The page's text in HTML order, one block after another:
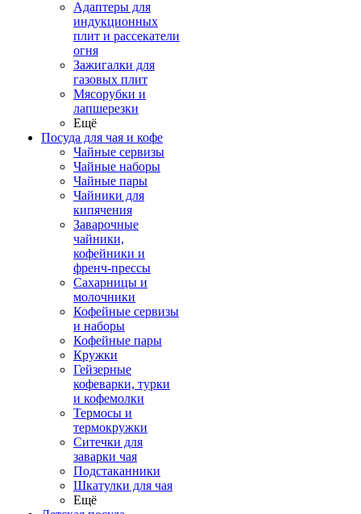
Адаптеры для
индукционных
плит и рассекатели
огня
Зажигалки для
газовых плит
Мясорубки и
лапшерезки
Ещё
Посуда для чая и кофе
Чайные сервизы
Чайные наборы
Чайные пары
Чайники для
кипячения
Заварочные
чайники,
кофейники и
френч-прессы
Сахарницы и
молочники
Кофейные сервизы
и наборы
Кофейные пары
Кружки
Гейзерные
кофеварки, турки
и кофемолки
Термосы и
термокружки
Ситечки для
заварки чая
Подстаканники
Шкатулки для чая
Ещё